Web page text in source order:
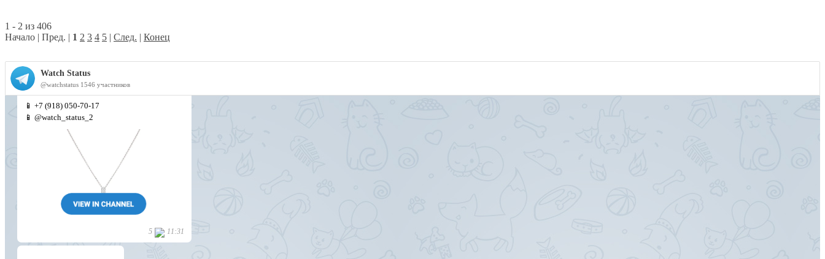
1 - 2 из 406
Начало | Пред. | 1 2 3 4 5 | След. | Конец